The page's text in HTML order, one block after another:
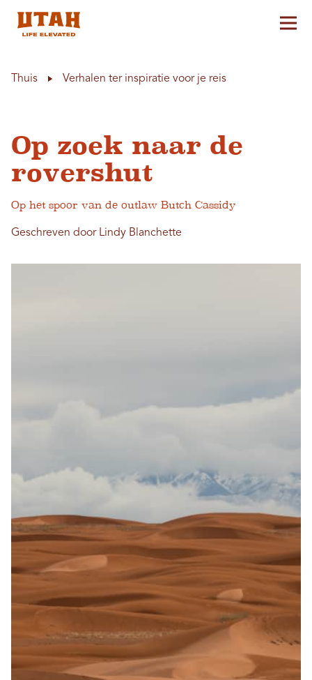
Thuis Verhalen ter inspiratie voor je reis
Op zoek naar de
rovershut
Op het spoor van de outlaw Butch Cassidy
Geschreven door Lindy Blanchette